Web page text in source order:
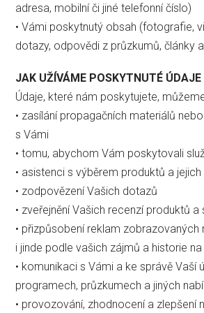
adresa, mobilní či jiné telefonní číslo)
• Vámi poskytnutý obsah (fotografie,
dotazy, odpovědi z průzkumů, články
JAK UŽÍVÁME POSKYTNUTÉ ÚDAJE
Údaje, které nám poskytujete,
• zasílání propagačních materiálů
s Vámi
• tomu, abychom Vám poskytovali
• asistenci s výběrem produktů a
• zodpovězení Vašich dotazů
• zveřejnění Vašich recenzí produktů a
• přizpůsobení reklam zobrazovaných
i jinde podle vašich zájmů a historie
• komunikaci s Vámi a ke správě Vaší
programech, průzkumech a jiných
• provozování, zhodnocení a zlepšení